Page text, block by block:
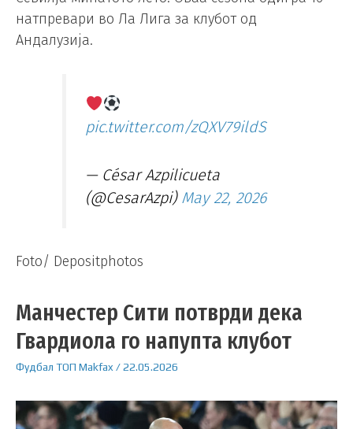
натпревари во Ла Лига за клубот од
Андалузија.
pic.twitter.com/zQXV79ildS
— César Azpilicueta
(@CesarAzpi) May 22, 2026
Foto/ Depositphotos
Манчестер Сити потврди дека
Гвардиола го напупта клубот
Фудбал ТОП Makfax /22.05.2026